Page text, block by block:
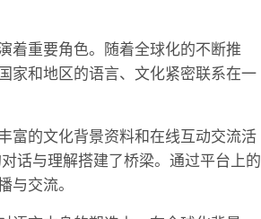
着重要角色。随着全球化的不断推
家和地区的语言、文化紧密联系在一
富的文化背景资料和在线互动交流活
话与理解搭建了桥梁。通过平台上的
交流。